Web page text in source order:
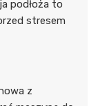
podłoża to
stresem
z